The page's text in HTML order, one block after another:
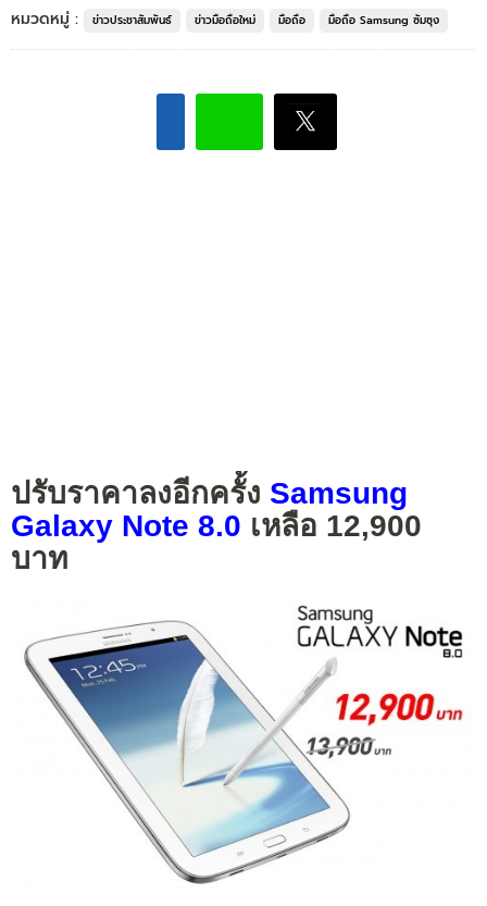
หมวดหมู่ :
ข่าวประชาสัมพันธ์ ข่าวมือถือใหม่ มือถือ มือถือ Samsung ซัมซุง
ปรับราคาลงอีกครั้ง Samsung
Galaxy Note 8.0 เหลือ 12,900
บาท